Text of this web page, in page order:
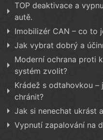
TOP deaktivace a
autě.
Imobilizér CAN – co to
Jak vybrat dobrý a
Moderní ochrana proti
systém zvolit?
Krádež s odtahovkou
chránit?
Jak si nenechat ukrást
Vypnutí zapalování na